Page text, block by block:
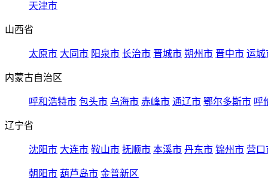
天津市
山西省
太原市 大同市 阳泉市 长治市 晋城市 朔州市 晋中市 运城
内蒙古自治区
呼和浩特市 包头市 乌海市 赤峰市 通辽市 鄂尔多斯市 呼
辽宁省
沈阳市 大连市 鞍山市 抚顺市 本溪市 丹东市 锦州市 营口
朝阳市 葫芦岛市 金普新区